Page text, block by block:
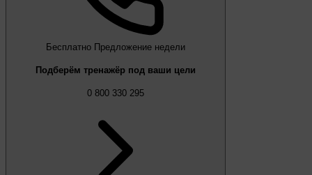
Бесплатно Предложение недели
Подберём тренажёр под ваши цели
0 800 330 295